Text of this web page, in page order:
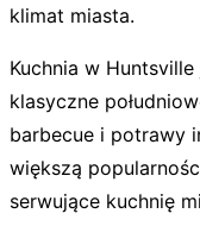
klimat miasta.
Kuchnia w
klasyczne
barbecue i potrawy
większą
serwujące kuchnię